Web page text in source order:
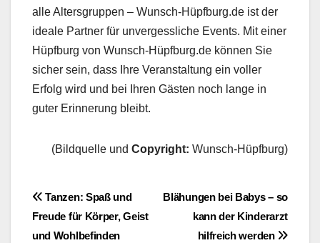
alle Altersgruppen – Wunsch-Hüpfburg.de ist der
ideale Partner für unvergessliche Events. Mit einer
Hüpfburg von Wunsch-Hüpfburg.de können Sie
sicher sein, dass Ihre Veranstaltung ein voller
Erfolg wird und bei Ihren Gästen noch lange in
guter Erinnerung bleibt.
(Bildquelle und Copyright: Wunsch-Hüpfburg)
BeitragsnavigationBlähungen bei Babys – so
kann der Kinderarzt
hilfreich werden
Tanzen: Spaß und
Freude für Körper, Geist
und Wohlbefinden